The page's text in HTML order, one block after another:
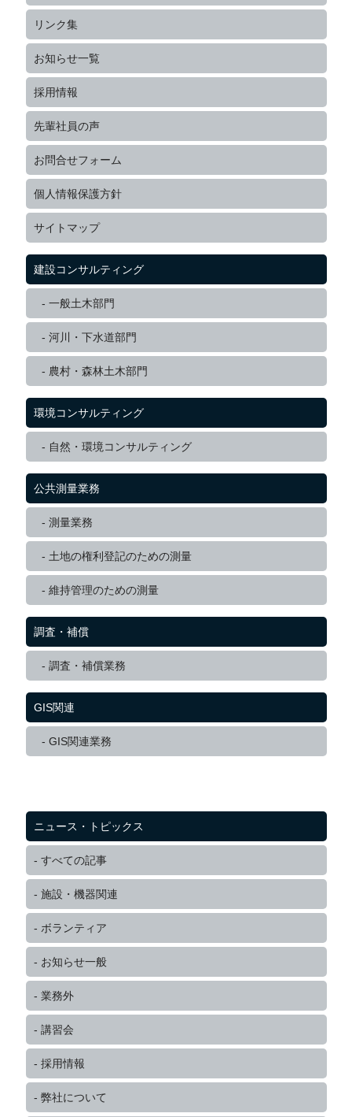
リンク集
お知らせ一覧
採用情報
先輩社員の声
お問合せフォーム
個人情報保護方針
サイトマップ
建設コンサルティング
一般土木部門
河川・下水道部門
農村・森林土木部門
環境コンサルティング
自然・環境コンサルティング
公共測量業務
測量業務
土地の権利登記のための測量
維持管理のための測量
調査・補償
調査・補償業務
GIS関連
GIS関連業務
ニュース・トピックス
すべての記事
施設・機器関連
ボランティア
お知らせ一般
業務外
講習会
採用情報
弊社について